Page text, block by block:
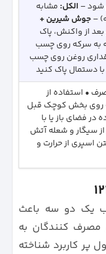
شود – الکل: مشابه
–جوش شیرین +
از واکنش، پاک
به سرکه روی چسب
روغن روی چسب
دستمال پاک کنید
• استفاده از
بخش کوچک قبل
در فضای باز یا با
سیگار و شعله آتش
اسپری از حرارت و
یک دو سه باعث
مصرف کنندگان به
پر کاربرد شناخته